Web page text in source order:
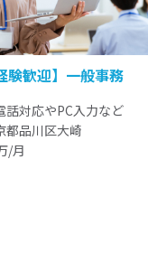
験歓迎】一般事務
話対応やPC入力など
都品川区大崎
/月